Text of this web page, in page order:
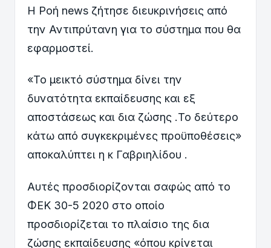
Η Ροή news ζήτησε διευκρινήσεις από
την Αντιπρύτανη για το σύστημα που θα
εφαρμοστεί.
«Το μεικτό σύστημα δίνει την
δυνατότητα εκπαίδευσης και εξ
αποστάσεως και δια ζώσης .Το δεύτερο
κάτω από συγκεκριμένες προϋποθέσεις»
αποκαλύπτει η κ Γαβριηλίδου .
Αυτές προσδιορίζονται σαφώς από το
ΦΕΚ 30-5 2020 στο οποίο
προσδιορίζεται το πλαίσιο της δια
ζώσης εκπαίδευσης «όπου κρίνεται